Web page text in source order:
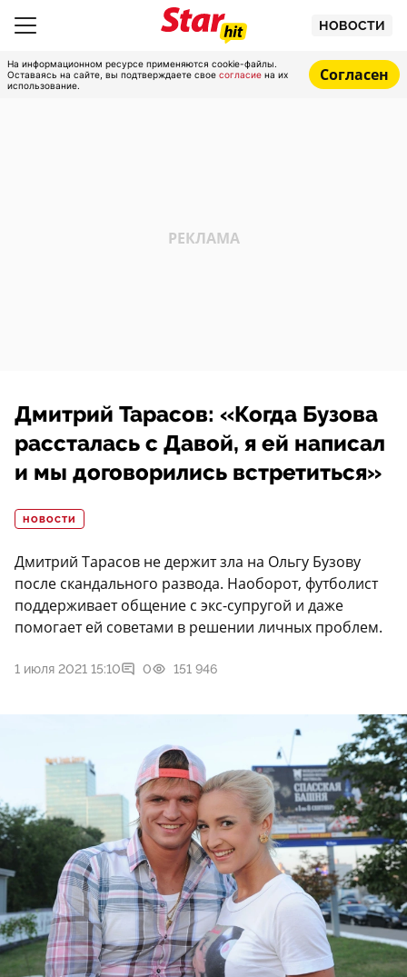
НОВОСТИ
На информационном ресурсе применяются cookie-файлы.
Оставаясь на сайте, вы подтверждаете свое согласие на их
использование.
Согласен
Дмитрий Тарасов: «Когда Бузова
рассталась с Давой, я ей написал
и мы договорились встретиться»
НОВОСТИ
Дмитрий Тарасов не держит зла на Ольгу Бузову
после скандального развода. Наоборот, футболист
поддерживает общение с экс-супругой и даже
помогает ей советами в решении личных проблем.
1 июля 2021 15:10 0 151 946